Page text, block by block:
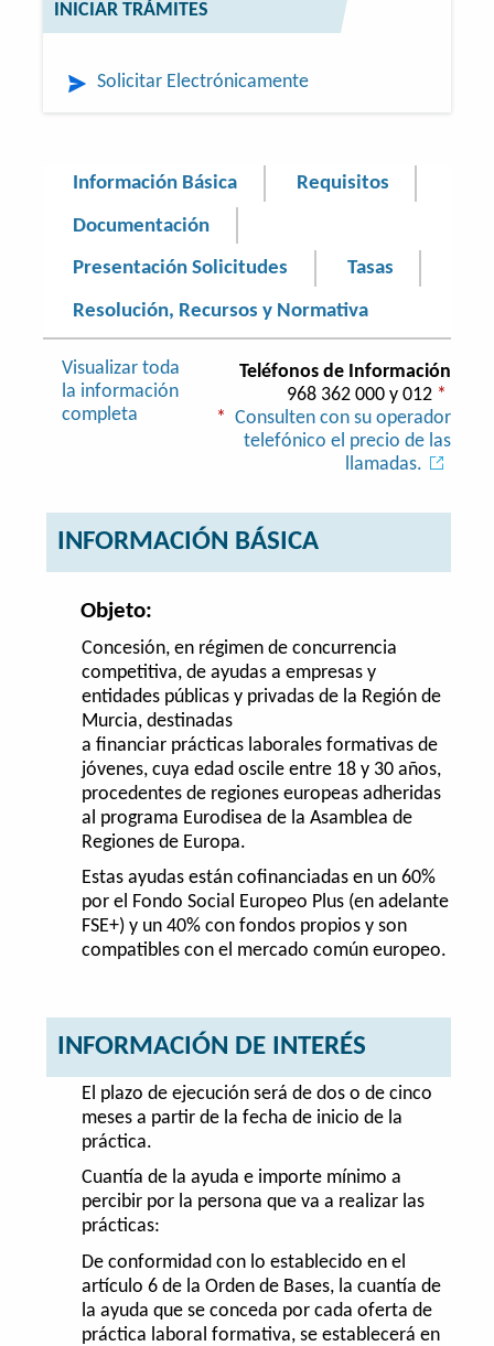
INICIAR TRÁMITES
Solicitar Electrónicamente
Información Básica Requisitos
Documentación
Presentación Solicitudes Tasas
Resolución, Recursos y Normativa
Visualizar toda
la información
completa
Teléfonos de Información
968 362 000 y 012 *
*
Consulten con su operador
telefónico el precio de las
llamadas.
INFORMACIÓN BÁSICA
Objeto:
Concesión, en régimen de concurrencia
competitiva, de ayudas a empresas y
entidades públicas y privadas de la Región de
Murcia, destinadas
a financiar prácticas laborales formativas de
jóvenes, cuya edad oscile entre 18 y 30 años,
procedentes de regiones europeas adheridas
al programa Eurodisea de la Asamblea de
Regiones de Europa.
Estas ayudas están cofinanciadas en un 60%
por el Fondo Social Europeo Plus (en adelante
FSE+) y un 40% con fondos propios y son
compatibles con el mercado común europeo.
INFORMACIÓN DE INTERÉS
El plazo de ejecución será de dos o de cinco
meses a partir de la fecha de inicio de la
práctica.
Cuantía de la ayuda e importe mínimo a
percibir por la persona que va a realizar las
prácticas:
De conformidad con lo establecido en el
artículo 6 de la Orden de Bases, la cuantía de
la ayuda que se conceda por cada oferta de
práctica laboral formativa, se establecerá en